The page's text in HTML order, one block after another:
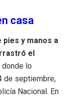
casa
pies y manos a
el
donde lo
de septiembre,
Nacional. En